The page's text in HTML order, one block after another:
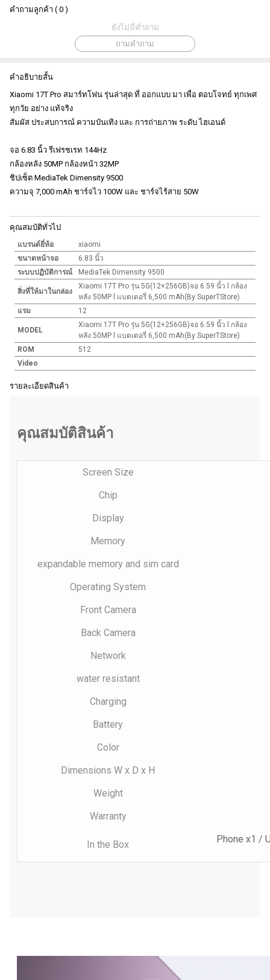
คำถามลูกค้า ( 0 )
ยังไม่มีคำถาม
ถามคำถาม
คำอธิบายสั้น
Xiaomi 17T Pro สมาร์ทโฟน รุ่นล่าสุด ที่ ออกแบบ มา เพื่อ ตอบโจทย์ ทุกเพศ
ทุกวัย อย่าง แท้จริง
สัมผัส ประสบการณ์ ความบันเทิง และ การถ่ายภาพ ระดับ ไฮเอนด์
จอ 6.83 นิ้ว รีเฟรชเรท 144Hz
กล้องหลัง 50MP กล้องหน้า 32MP
ชิปเซ็ต MediaTek Dimensity 9500
ความจุ 7,000 mAh ชาร์จไว 100W และ ชาร์จไร้สาย 50W
คุณสมบัติทั่วไป
แบรนด์ยี่ห้อ
xiaomi
ขนาดหน้าจอ
6.83 นิ้ว
ระบบปฏิบัติการณ์
MediaTek Dimensity 9500
สิ่งที่ให้มาในกล่อง
Xiaomi 17T Pro รุ่น 5G(12+256GB)จอ 6.59 นิ้ว l กล้อง
หลัง 50MP l แบตเตอรี่ 6,500 mAh(By SuperTStore)
แรม
12
MODEL
Xiaomi 17T Pro รุ่น 5G(12+256GB)จอ 6.59 นิ้ว l กล้อง
หลัง 50MP l แบตเตอรี่ 6,500 mAh(By SuperTStore)
ROM
512
Video
รายละเอียดสินค้า
คุณสมบัติสินค้า
Screen Size
Chip
Display
Memory
expandable memory and sim card
Operating System
Front Camera
Back Camera
Network
water resistant
Charging
Battery
Color
Dimensions W x D x H
Weight
Warranty
In the Box Phone x1 /